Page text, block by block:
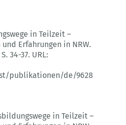
in Teilzeit –
Erfahrungen in NRW.
S. 34-37. URL:
publikationen/de/9628
in Teilzeit –